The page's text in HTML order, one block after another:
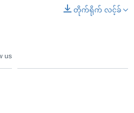
တိုက်ရိုက် လင့်ခ်
us